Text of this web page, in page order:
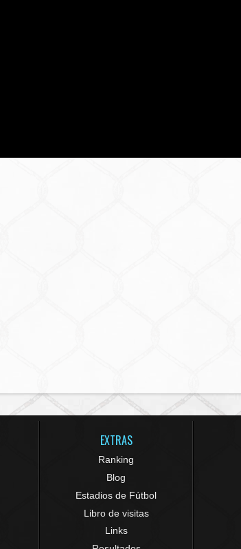
EXTRAS
Ranking
Blog
Estadios de Fútbol
Libro de visitas
Links